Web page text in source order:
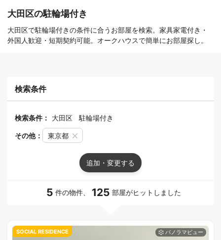
大田区の駐輪場付き
大田区で駐輪場付きの条件に合うお部屋を検索。家具家電付き・
外国人歓迎・短期契約可能。オークハウスで簡単にお部屋探し。
検索条件
検索条件： 大田区 駐輪場付き
その他： 東京都
追加・変更する
5 件の物件、 125 部屋がヒットしました
SOCIAL RESIDENCE